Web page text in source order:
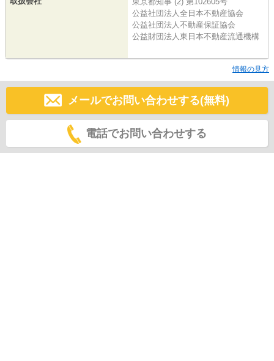
公益社団法人全日本不動産協会
公益社団法人不動産保証協会
公益財団法人東日本不動産流通機構
情報の見方
メールでお問い合わせする(無料)
電話でお問い合わせする